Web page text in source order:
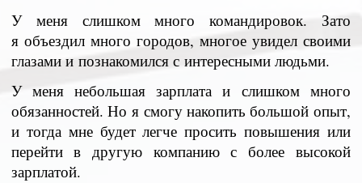
У меня слишком много командировок. Зато
я объездил много городов, многое увидел своими
глазами и познакомился с интересными людьми.
У меня небольшая зарплата и слишком много
обязанностей. Но я смогу накопить большой опыт,
и тогда мне будет легче просить повышения или
перейти в другую компанию с более высокой
зарплатой.